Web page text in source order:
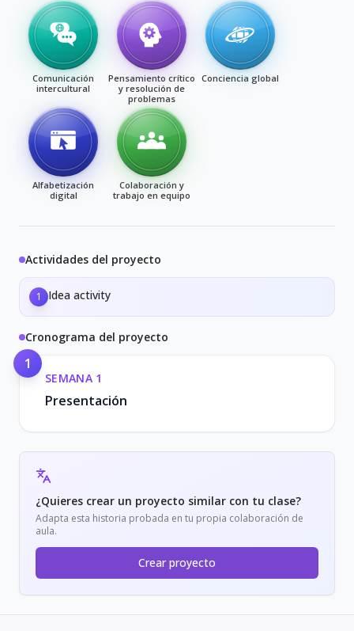
Comunicación
intercultural
Pensamiento crítico
y resolución de
problemas
Conciencia global
Alfabetización
digital
Colaboración y
trabajo en equipo
Actividades del proyecto
1 Idea activity
Cronograma del proyecto
1
SEMANA 1
Presentación
¿Quieres crear un proyecto similar con tu clase?
Adapta esta historia probada en tu propia colaboración de
aula.
Crear proyecto